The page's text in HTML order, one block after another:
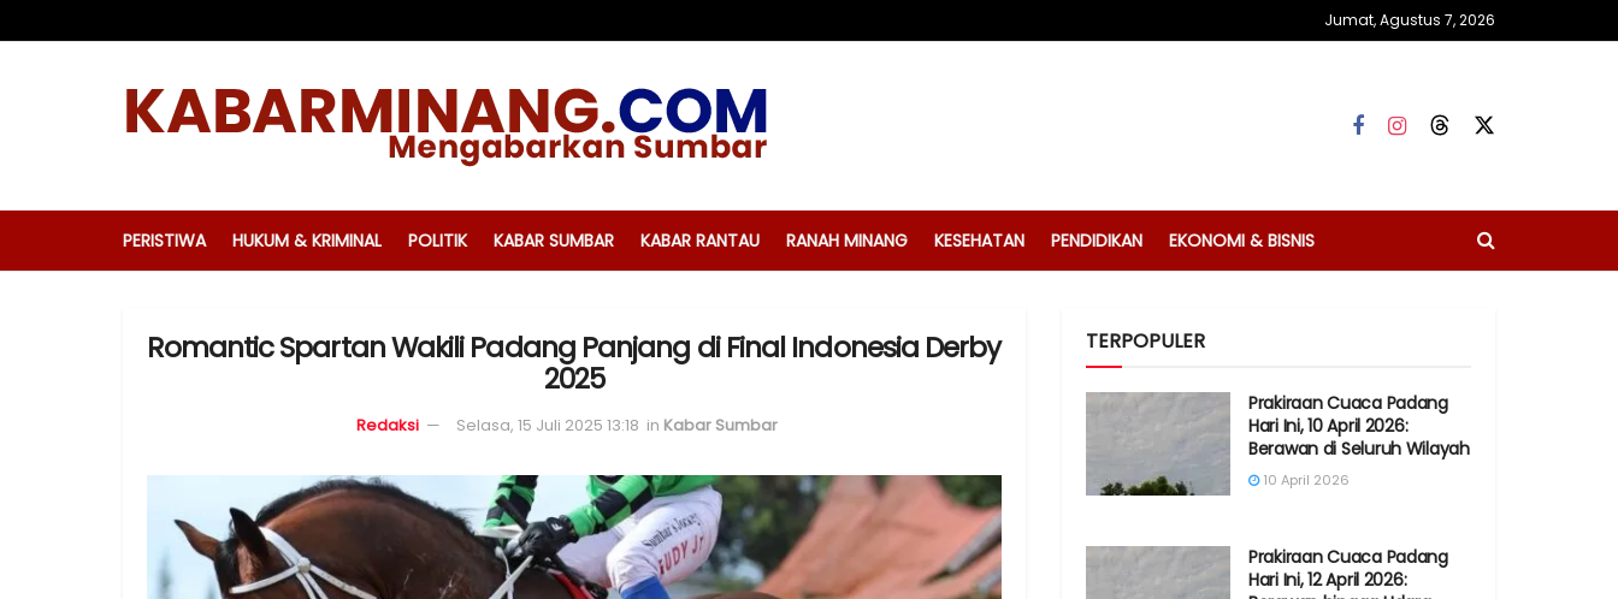
Jumat, Agustus 7, 2026
PERISTIWA HUKUM & KRIMINAL POLITIK KABAR SUMBAR KABAR RANTAU RANAH MINANG KESEHATAN PENDIDIKAN EKONOMI & BISNIS
Romantic Spartan Wakili Padang Panjang di Final Indonesia Derby
2025
Redaksi Selasa, 15 Juli 2025 13:18 in Kabar Sumbar
TERPOPULER
Prakiraan Cuaca Padang
Hari Ini, 10 April 2026:
Berawan di Seluruh Wilayah
10 April 2026
Prakiraan Cuaca Padang
Hari Ini, 12 April 2026: